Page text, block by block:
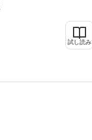
試し読み